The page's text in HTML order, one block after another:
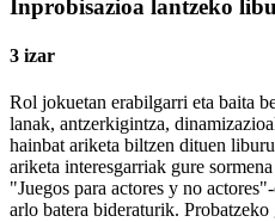
Inprobisazioa lantzeko
3 izar
Rol jokuetan erabilgarri eta baita
lanak, antzerkigintza,
hainbat ariketa biltzen dituen
ariketa interesgarriak gure
"Juegos para actores y no
arlo batera bideraturik. Probatzeko